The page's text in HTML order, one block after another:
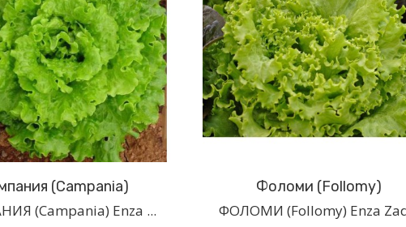
(Campania)
(Campania) Enza ...
Фоломи (Follomy)
ФОЛОМИ (Follomy) Enza